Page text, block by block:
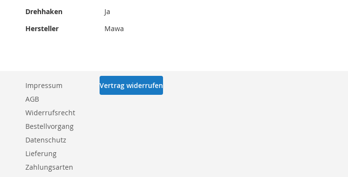
Drehhaken
Ja
Hersteller
Mawa
Impressum
AGB
Widerrufsrecht
Bestellvorgang
Datenschutz
Lieferung
Zahlungsarten
Vertrag widerrufen